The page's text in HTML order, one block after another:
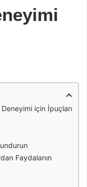
için İpuçları
Faydalanın